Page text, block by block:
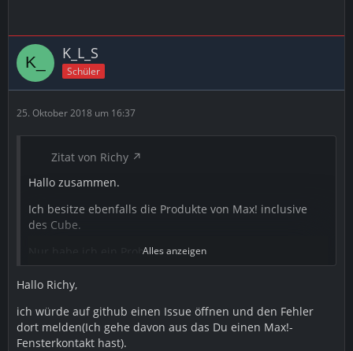
K_L_S
Schüler
25. Oktober 2018 um 16:37
Zitat von Richy
Hallo zusammen.
Ich besitze ebenfalls die Produkte von Max! inclusive
des Cube.
Nur habe ich ein Problem.
Im Wohnzimmer habe ich das Heizungsthermostat,
einen Fenster Kontakt und ein Wandthermostat.
Am Wandthermostat wird mir auch richtig angezeigt
wenn ich das Fenster öffne.
Alles anzeigen
Hallo Richy,
ich würde auf github einen Issue öffnen und den Fehler
dort melden(Ich gehe davon aus das Du einen Max!-
Fensterkontakt hast).